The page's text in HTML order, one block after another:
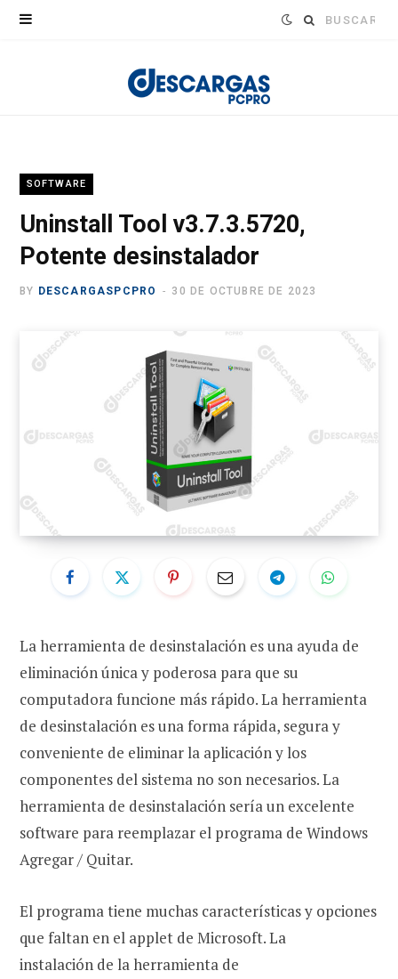
Buscar:
SOFTWARE
Uninstall Tool v3.7.3.5720,
Potente desinstalador
BY DESCARGASPCPRO 30 DE OCTUBRE DE 2023
La herramienta de desinstalación es una ayuda de
eliminación única y poderosa para que su
computadora funcione más rápido. La herramienta
de desinstalación es una forma rápida, segura y
conveniente de eliminar la aplicación y los
componentes del sistema no son necesarios. La
herramienta de desinstalación sería un excelente
software para reemplazar el programa de Windows
Agregar / Quitar.
El programa tiene muchas características y opciones
que faltan en el applet de Microsoft. La
instalación de la herramienta de